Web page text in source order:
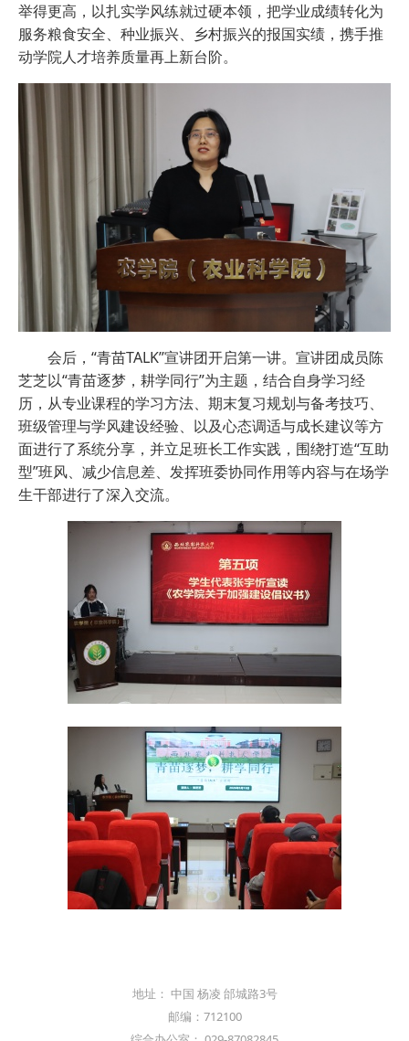
举得更高，以扎实学风练就过硬本领，把学业成绩转化为
服务粮食安全、种业振兴、乡村振兴的报国实绩，携手推
动学院人才培养质量再上新台阶。
会后，“青苗TALK”宣讲团开启第一讲。宣讲团成员陈
芝芝以“青苗逐梦，耕学同行”为主题，结合自身学习经
历，从专业课程的学习方法、期末复习规划与备考技巧、
班级管理与学风建设经验、以及心态调适与成长建议等方
面进行了系统分享，并立足班长工作实践，围绕打造“互助
型”班风、减少信息差、发挥班委协同作用等内容与在场学
生干部进行了深入交流。
地址： 中国 杨凌 邰城路3号
邮编：712100